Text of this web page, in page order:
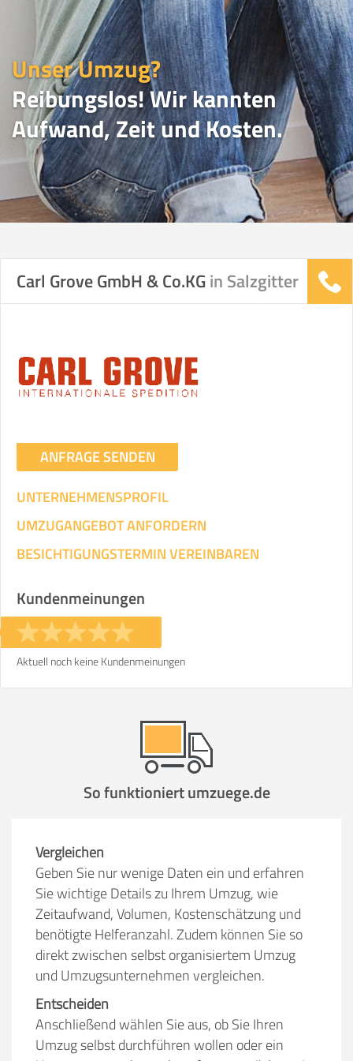
Unser Umzug?
Reibungslos! Wir kannten
Aufwand, Zeit und Kosten.
UMZUGSVERGLEICH
Umzugsdaten für Tragen und
Transportieren
Ihre Angaben:
am
Selbst umziehen
Stunden
KOSTENSCHÄTZUNG:
Mit Umzugsunternehmen.
Mitarbeiter Zeit pro Mitarbeiter Gesamt-Arbeitszeit
Carl Grove GmbH & Co.KGin Salzgitter
ANFRAGE SENDEN
UNTERNEHMENSPROFIL
UMZUGANGEBOT ANFORDERN
BESICHTIGUNGSTERMIN VEREINBAREN
Kundenmeinungen
Aktuell noch keine Kundenmeinungen
So funktioniert umzuege.de
Vergleichen
Geben Sie nur wenige Daten ein und erfahren
Sie wichtige Details zu Ihrem Umzug, wie
Zeitaufwand, Volumen, Kostenschätzung und
benötigte Helferanzahl. Zudem können Sie so
direkt zwischen selbst organisiertem Umzug
und Umzugsunternehmen vergleichen.
Entscheiden
Anschließend wählen Sie aus, ob Sie Ihren
Umzug selbst durchführen wollen oder ein